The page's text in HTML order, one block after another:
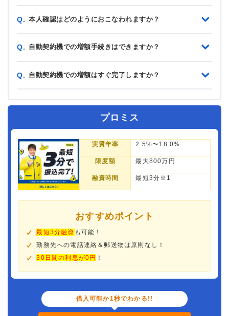
Q. 本人確認はどのようにおこなわれますか？
Q. 自動契約機での増額手続きはできますか？
Q. 自動契約機での増額はすぐ完了しますか？
プロミス
実質年率 2.5%〜18.0%
限度額 最大800万円
融資時間 最短3分※1
おすすめポイント
最短3分融資 も可能！
勤務先への電話連絡＆郵送物は原則なし！
30日間の利息が0円 ！
借入可能か1秒でわかる!!